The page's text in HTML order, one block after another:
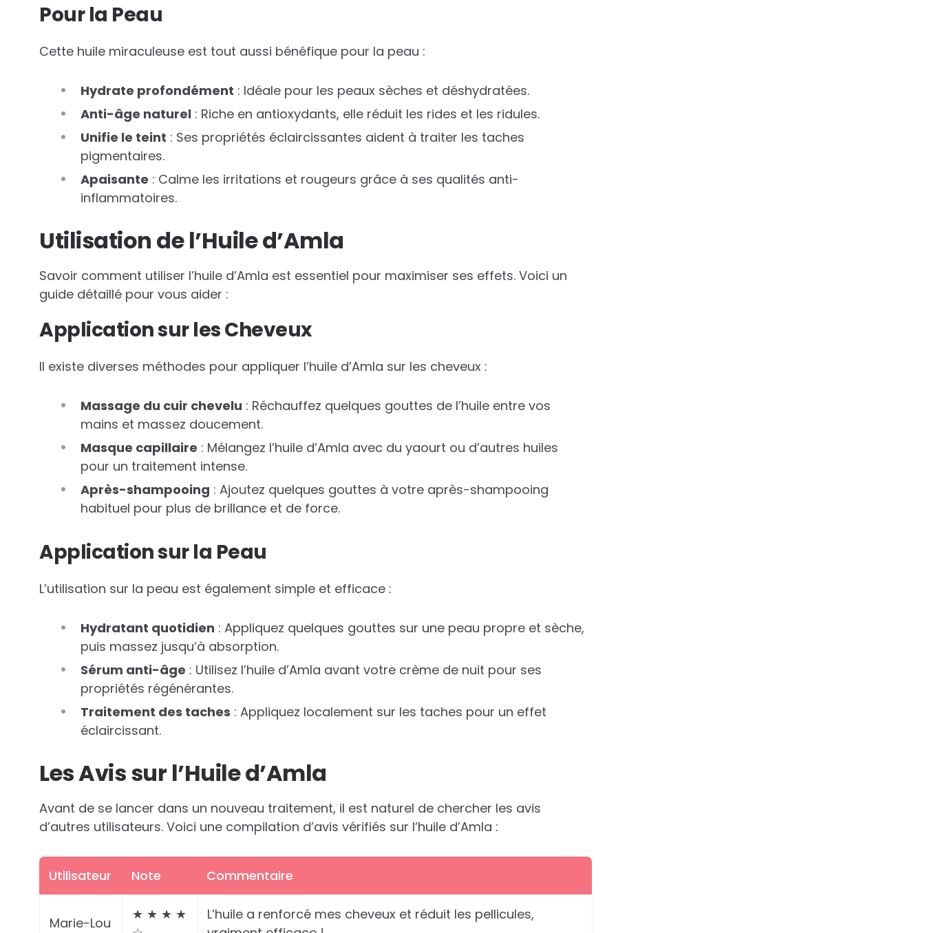
Pour la Peau
Cette huile miraculeuse est tout aussi bénéfique pour la peau :
Hydrate profondément : Idéale pour les peaux sèches et déshydratées.
Anti-âge naturel : Riche en antioxydants, elle réduit les rides et les ridules.
Unifie le teint : Ses propriétés éclaircissantes aident à traiter les taches
pigmentaires.
Apaisante : Calme les irritations et rougeurs grâce à ses qualités anti-
inflammatoires.
Utilisation de l’Huile d’Amla
Savoir comment utiliser l’huile d’Amla est essentiel pour maximiser ses effets. Voici un
guide détaillé pour vous aider :
Application sur les Cheveux
Il existe diverses méthodes pour appliquer l’huile d’Amla sur les cheveux :
Massage du cuir chevelu : Réchauffez quelques gouttes de l’huile entre vos
mains et massez doucement.
Masque capillaire : Mélangez l’huile d’Amla avec du yaourt ou d’autres huiles
pour un traitement intense.
Après-shampooing : Ajoutez quelques gouttes à votre après-shampooing
habituel pour plus de brillance et de force.
Application sur la Peau
L’utilisation sur la peau est également simple et efficace :
Hydratant quotidien : Appliquez quelques gouttes sur une peau propre et sèche,
puis massez jusqu’à absorption.
Sérum anti-âge : Utilisez l’huile d’Amla avant votre crème de nuit pour ses
propriétés régénérantes.
Traitement des taches : Appliquez localement sur les taches pour un effet
éclaircissant.
Les Avis sur l’Huile d’Amla
Avant de se lancer dans un nouveau traitement, il est naturel de chercher les avis
d’autres utilisateurs. Voici une compilation d’avis vérifiés sur l’huile d’Amla :
Utilisateur Note Commentaire
Marie-Lou
★ ★ ★ ★
L’huile a renforcé mes cheveux et réduit les pellicules,